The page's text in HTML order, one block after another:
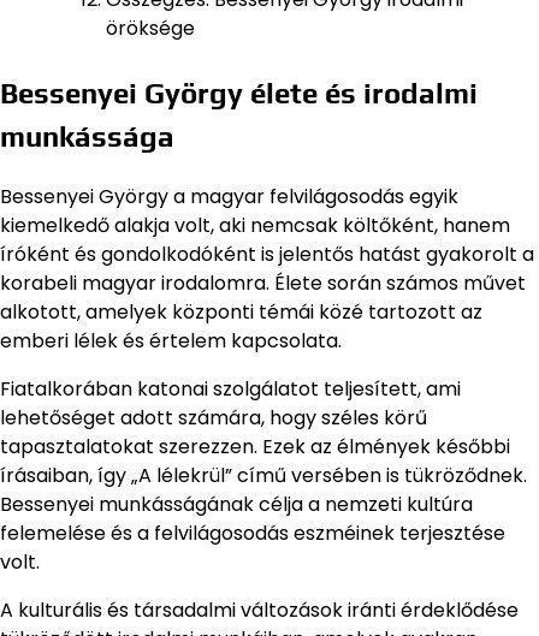
öröksége
Bessenyei György élete és irodalmi
munkássága
Bessenyei György a magyar felvilágosodás egyik
kiemelkedő alakja volt, aki nemcsak költőként, hanem
íróként és gondolkodóként is jelentős hatást gyakorolt a
korabeli magyar irodalomra. Élete során számos művet
alkotott, amelyek központi témái közé tartozott az
emberi lélek és értelem kapcsolata.
Fiatalkorában katonai szolgálatot teljesített, ami
lehetőséget adott számára, hogy széles körű
tapasztalatokat szerezzen. Ezek az élmények későbbi
írásaiban, így „A lélekrül” című versében is tükröződnek.
Bessenyei munkásságának célja a nemzeti kultúra
felemelése és a felvilágosodás eszméinek terjesztése
volt.
A kulturális és társadalmi változások iránti érdeklődése